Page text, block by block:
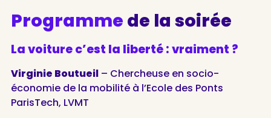
Programme de la soirée
La voiture c’est la liberté : vraiment ?
Virginie Boutueil– Chercheuse en socio-
économie de la mobilité à l’Ecole des Ponts
ParisTech, LVMT